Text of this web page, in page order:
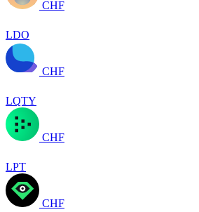
CHF
LDO
CHF
LQTY
CHF
LPT
CHF